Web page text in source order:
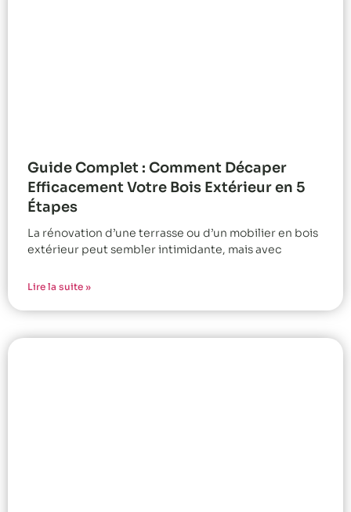
Guide Complet : Comment Décaper
Efficacement Votre Bois Extérieur en 5
Étapes
La rénovation d’une terrasse ou d’un mobilier en bois
extérieur peut sembler intimidante, mais avec
Lire la suite »